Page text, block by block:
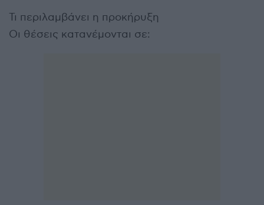
Τι περιλαμβάνει η προκήρυξη
Οι θέσεις κατανέμονται σε: